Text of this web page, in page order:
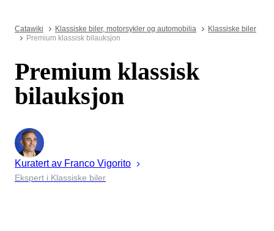
Catawiki Klassiske biler, motorsykler og automobilia
Klassiske biler
Premium klassisk bilauksjon
Premium klassisk
bilauksjon
Kuratert av Franco Vigorito
Ekspert i Klassiske biler